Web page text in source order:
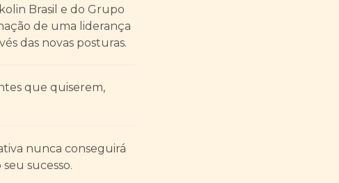
Brasil e do Grupo
de uma liderança
das novas posturas.
que quiserem,
nunca conseguirá
sucesso.